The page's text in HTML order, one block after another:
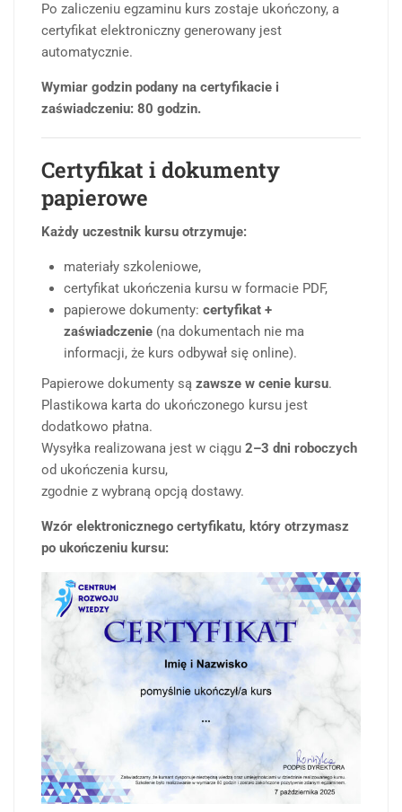
Po zaliczeniu egzaminu kurs zostaje ukończony, a
certyfikat elektroniczny generowany jest
automatycznie.
Wymiar godzin podany na certyfikacie i
zaświadczeniu: 80 godzin.
Certyfikat i dokumenty
papierowe
Każdy uczestnik kursu otrzymuje:
materiały szkoleniowe,
certyfikat ukończenia kursu w formacie PDF,
papierowe dokumenty: certyfikat +
zaświadczenie (na dokumentach nie ma
informacji, że kurs odbywał się online).
Papierowe dokumenty są zawsze w cenie kursu.
Plastikowa karta do ukończonego kursu jest
dodatkowo płatna.
Wysyłka realizowana jest w ciągu 2–3 dni roboczych
od ukończenia kursu,
zgodnie z wybraną opcją dostawy.
Wzór elektronicznego certyfikatu, który otrzymasz
po ukończeniu kursu: